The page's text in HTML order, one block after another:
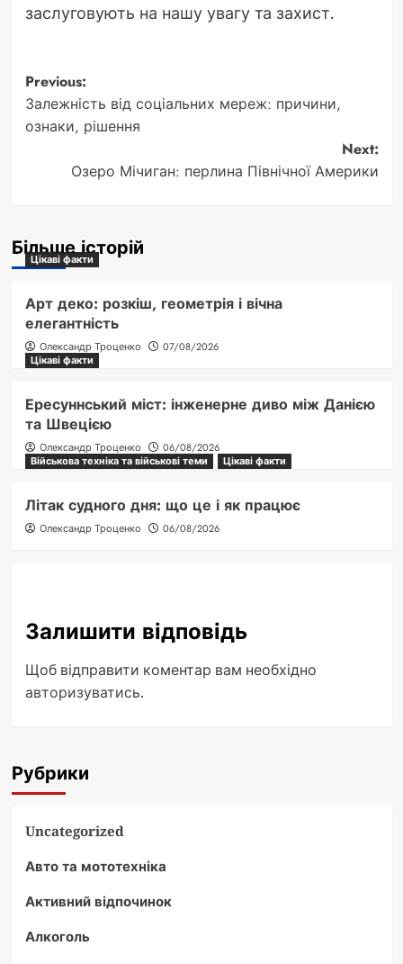
заслуговують на нашу увагу та захист.
Post
navigation
Previous:
Залежність від соціальних мереж: причини,
ознаки, рішення
Next:
Озеро Мічиган: перлина Північної Америки
Більше історій
Цікаві факти
Арт деко: розкіш, геометрія і вічна
елегантність
Олександр Троценко
07/08/2026
Цікаві факти
Ересуннський міст: інженерне диво між Данією
та Швецією
Олександр Троценко
06/08/2026
Військова техніка та військові теми
Цікаві факти
Літак судного дня: що це і як працює
Олександр Троценко 06/08/2026
Залишити відповідь
Щоб відправити коментар вам необхідно
авторизуватись.
Рубрики
Uncategorized
Авто та мототехніка
Активний відпочинок
Алкоголь